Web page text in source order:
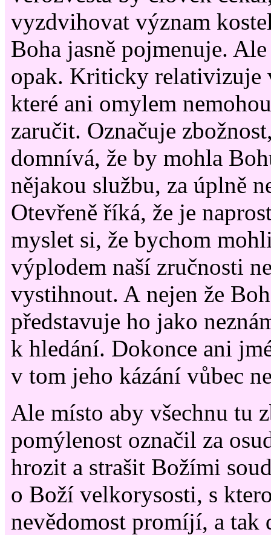
vyzdvihovat význam
Boha jasně pojmenuje.
opak. Kriticky relativizuje
které ani omylem
zaručit. Označuje
domnívá, že by mohla
nějakou službu, za úplně
Otevřeně říká, že je
myslet si, že bychom
výplodem naší zručnosti
vystihnout. A nejen že
představuje ho jako
k hledání. Dokonce ani
v tom jeho kázání vůbec
Ale místo aby všechnu tu
pomýlenost označil za
hrozit a strašit Božími
o Boží velkorysosti, s
nevědomost promíjí, a tak